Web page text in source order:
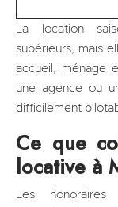
La location
supérieurs, mais
accueil, ménage
une agence ou
difficilement
Ce que
locative à
Les